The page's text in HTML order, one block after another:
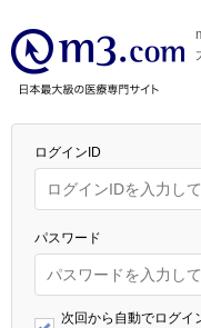
ログインID
パスワード
次回から自動でログイ